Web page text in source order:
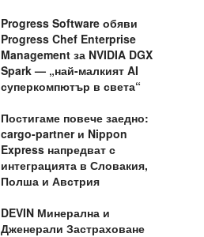
Progress Software обяви
Progress Chef Enterprise
Management за NVIDIA DGX
Spark — „най-малкият AI
суперкомпютър в света“
Постигаме повече заедно:
cargo-partner и Nippon
Express напредват с
интеграцията в Словакия,
Полша и Австрия
DEVIN Минерална и
Дженерали Застраховане